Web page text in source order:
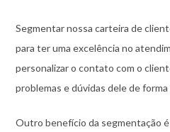
Segmentar nossa carteira de
para ter uma excelência no
personalizar o contato com o
problemas e dúvidas dele de
Outro benefício da segmentação